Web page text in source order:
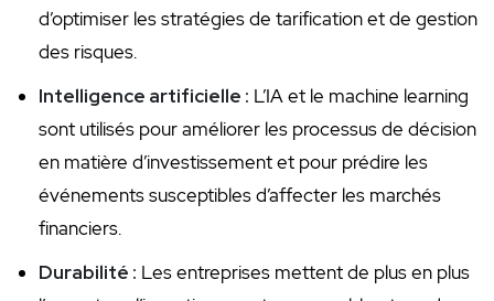
d’optimiser les stratégies⁢ de tarification⁤ et de gestion
des risques.
Intelligence ​artificielle : L’IA et le ‌machine learning
sont utilisés pour améliorer les processus⁤ de décision‍
en ⁣matière d’investissement et pour prédire les
événements ⁢susceptibles d’affecter les marchés
financiers.
Durabilité : Les entreprises mettent⁤ de‌ plus en plus